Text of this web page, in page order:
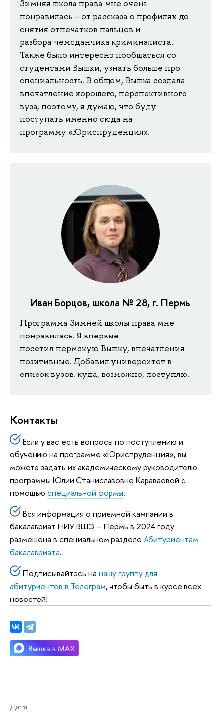
Зимняя школа права мне очень
понравилась – от рассказа о профилях до
снятия отпечатков пальцев и
разбора чемоданчика криминалиста.
Также было интересно пообщаться со
студентами Вышки, узнать больше про
специальность. В общем, Вышка создала
впечатление хорошего, перспективного
вуза, поэтому, я думаю, что буду
поступать именно сюда на
программу «Юриспруденция».
Иван Борцов, школа № 28, г. Пермь
Программа Зимней школы права мне
понравилась. Я впервые
посетил пермскую Вышку, впечатления
позитивные. Добавил университет в
список вузов, куда, возможно, поступлю.
Контакты
Если у вас есть вопросы по поступлению и
обучению на программе «Юриспруденция», вы
можете задать их академическому руководителю
программы Юлии Станиславовне Караваевой с
помощью специальной формы.
Вся информация о приемной кампании в
бакалавриат НИУ ВШЭ – Пермь в 2024 году
размещена в специальном разделе Абитуриентам
бакалавриата.
Подписывайтесь на нашу группу для
абитуриентов в Телеграм, чтобы быть в курсе всех
новостей!
Дата